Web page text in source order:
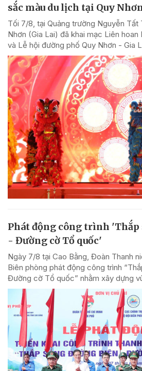
sắc màu du lịch tại Quy
Tối 7/8, tại Quảng trường Nguyễn Tất
Nhơn (Gia Lai) đã khai mạc Liên
và Lễ hội đường phố Quy Nhơn - Gia
Phát động công trình 'Thắp
- Đường cờ Tổ quốc'
Ngày 7/8 tại Cao Bằng, Đoàn Thanh
Biên phòng phát động công trình
Đường cờ Tổ quốc” nhằm xây dựng